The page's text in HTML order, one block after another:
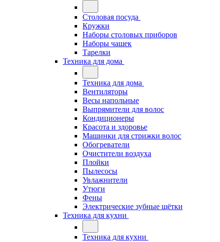
Столовая посуда
Кружки
Наборы столовых приборов
Наборы чашек
Тарелки
Техника для дома
Техника для дома
Вентиляторы
Весы напольные
Выпрямители для волос
Кондиционеры
Красота и здоровье
Машинки для стрижки волос
Обогреватели
Очистители воздуха
Плойки
Пылесосы
Увлажнители
Утюги
Фены
Электрические зубные щётки
Техника для кухни
Техника для кухни